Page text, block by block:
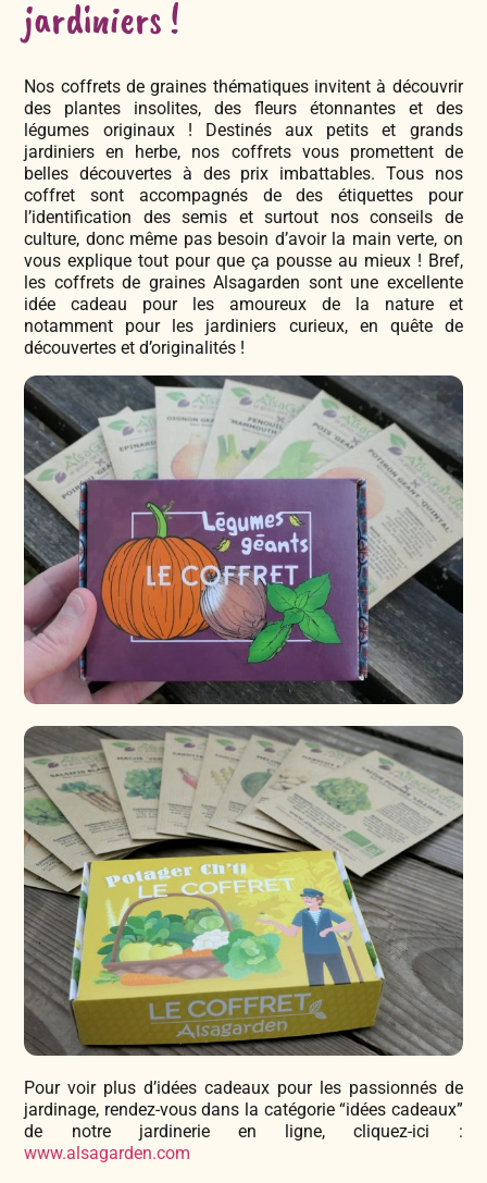
jardiniers !
Nos coffrets de graines thématiques invitent à découvrir
des plantes insolites, des fleurs étonnantes et des
légumes originaux ! Destinés aux petits et grands
jardiniers en herbe, nos coffrets vous promettent de
belles découvertes à des prix imbattables. Tous nos
coffret sont accompagnés de des étiquettes pour
l’identification des semis et surtout nos conseils de
culture, donc même pas besoin d’avoir la main verte, on
vous explique tout pour que ça pousse au mieux ! Bref,
les coffrets de graines Alsagarden sont une excellente
idée cadeau pour les amoureux de la nature et
notamment pour les jardiniers curieux, en quête de
découvertes et d’originalités !
Pour voir plus d’idées cadeaux pour les passionnés de
jardinage, rendez-vous dans la catégorie “idées cadeaux”
de notre jardinerie en ligne, cliquez-ici :
www.alsagarden.com